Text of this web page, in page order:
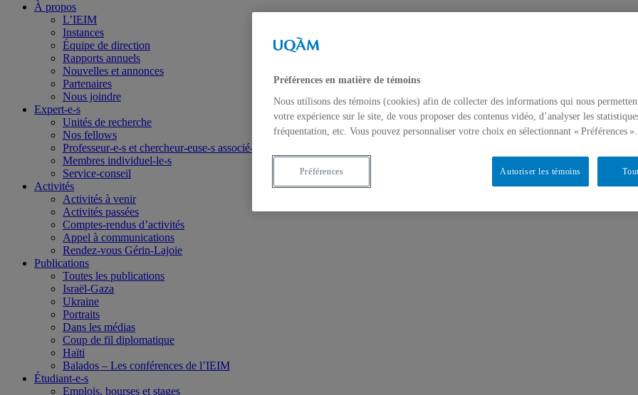
À propos
L’IEIM
Instances
Équipe de direction
Rapports annuels
Nouvelles et annonces
Partenaires
Nous joindre
Expert-e-s
Unités de recherche
Nos fellows
Professeur-e-s et chercheur-euse-s associé-e-s
Membres individuel-le-s
Service-conseil
Activités
Activités à venir
Activités passées
Comptes-rendus d’activités
Appel à communications
Rendez-vous Gérin-Lajoie
Publications
Toutes les publications
Israël-Gaza
Ukraine
Portraits
Dans les médias
Coup de fil diplomatique
Haïti
Balados – Les conférences de l’IEIM
Étudiant-e-s
Emplois, bourses et stages
Préférences en matière de témoins
Nous utilisons des témoins (cookies) afin de collecter des informations qui nous
votre expérience sur le site, de vous proposer des contenus vidéo, d’analyser les
fréquentation, etc. Vous pouvez personnaliser votre choix en sélectionnant « Préférences ».
Autoriser les témoins
Préférences